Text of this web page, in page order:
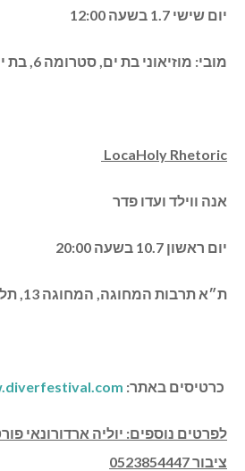
יום שישי 1.7 בשעה 12:00
מובי: מוזיאוני בת ים, סטרומה 6, בת ים
LocaHoly Rhetoric
אנה ווילד ועדו פדר
יום ראשון 10.7 בשעה 20:00
ת״א תרבות המחוגה, המחוגה 13, תל אביב-יפו
כרטיסים באתר:
לפרטים נוספים: יוליה ארדורונאי
ציבור 0523854447